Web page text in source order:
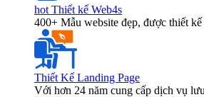
hot Thiết kế Web4s
400+ Mẫu website đẹp, được thiết
Thiết Kế Landing Page
Với hơn 24 năm cung cấp dịch vụ